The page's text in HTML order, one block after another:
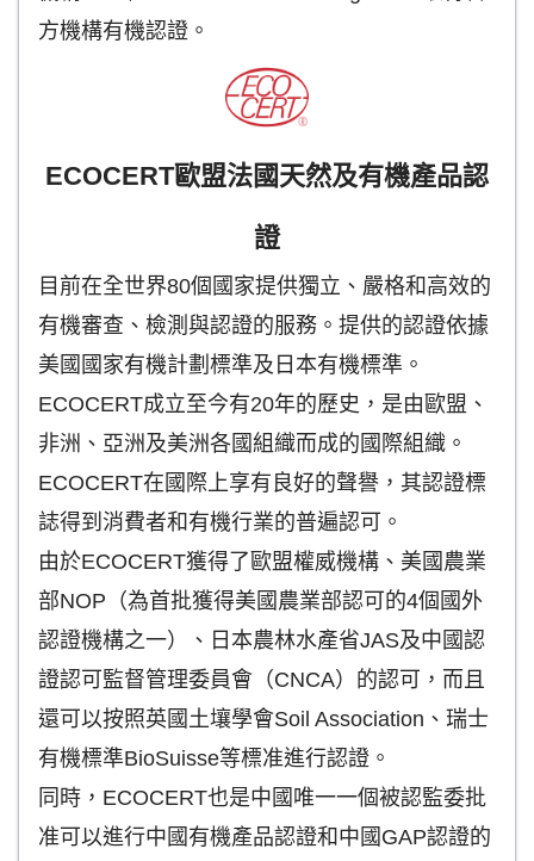
方機構有機認證。
ECOCERT歐盟法國天然及有機產品認
證
目前在全世界80個國家提供獨立、嚴格和高效的
有機審查、檢測與認證的服務。提供的認證依據
美國國家有機計劃標準及日本有機標準。
ECOCERT成立至今有20年的歷史，是由歐盟、
非洲、亞洲及美洲各國組織而成的國際組織。
ECOCERT在國際上享有良好的聲譽，其認證標
誌得到消費者和有機行業的普遍認可。
由於ECOCERT獲得了歐盟權威機構、美國農業
部NOP（為首批獲得美國農業部認可的4個國外
認證機構之一）、日本農林水產省JAS及中國認
證認可監督管理委員會（CNCA）的認可，而且
還可以按照英國土壤學會Soil Association、瑞士
有機標準BioSuisse等標准進行認證。
同時，ECOCERT也是中國唯一一個被認監委批
准可以進行中國有機產品認證和中國GAP認證的